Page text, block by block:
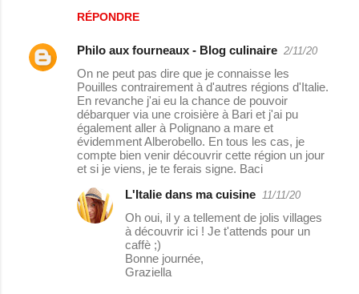
RÉPONDRE
Philo aux fourneaux - Blog culinaire 2/11/20
On ne peut pas dire que je connaisse les
Pouilles contrairement à d'autres régions d'Italie.
En revanche j'ai eu la chance de pouvoir
débarquer via une croisière à Bari et j'ai pu
également aller à Polignano a mare et
évidemment Alberobello. En tous les cas, je
compte bien venir découvrir cette région un jour
et si je viens, je te ferais signe. Baci
L'Italie dans ma cuisine 11/11/20
Oh oui, il y a tellement de jolis villages
à découvrir ici ! Je t'attends pour un
caffè ;)
Bonne journée,
Graziella